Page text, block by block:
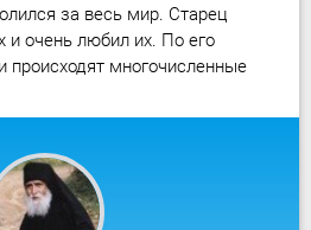
за весь мир. Старец
очень любил их. По его
происходят многочисленные